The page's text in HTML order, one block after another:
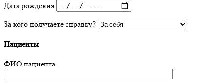
Дата рождения
За кого получаете справку?
Пациенты
ФИО пациента